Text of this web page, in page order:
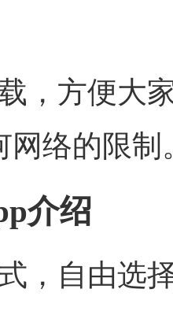
，方便大
络的限制
介绍
，自由选